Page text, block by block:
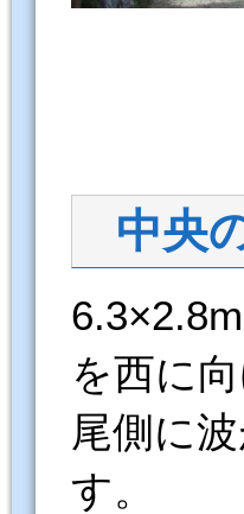
中央
を西に
尾側に
す。